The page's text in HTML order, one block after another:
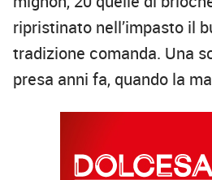
ripristinato nell’impasto il
tradizione comanda. Una
presa anni fa, quando la